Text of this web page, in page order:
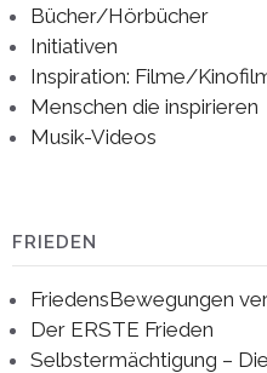
Bücher/Hörbücher
Initiativen
Inspiration: Filme/
Menschen die inspirieren
Musik-Videos
FRIEDEN
FriedensBewegungen
Der ERSTE Frieden
Selbstermächtigung –